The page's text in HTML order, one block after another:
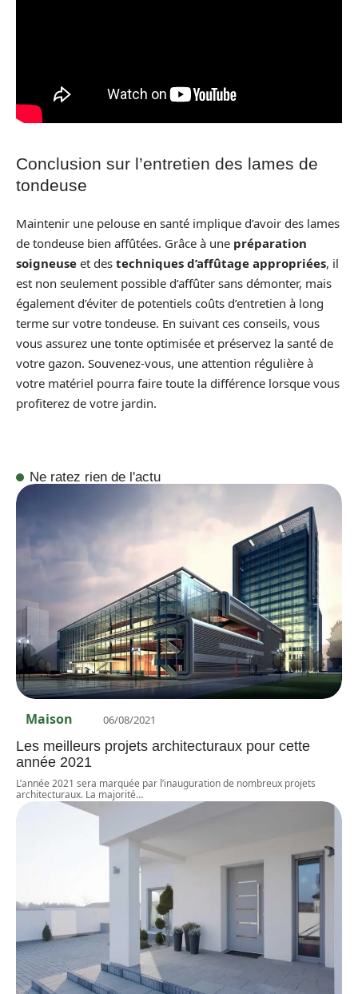
Conclusion sur l’entretien des lames de
tondeuse
Maintenir une pelouse en santé implique d’avoir des lames
de tondeuse bien affûtées. Grâce à une préparation
soigneuse et des techniques d’affûtage appropriées, il
est non seulement possible d’affûter sans démonter, mais
également d’éviter de potentiels coûts d’entretien à long
terme sur votre tondeuse. En suivant ces conseils, vous
vous assurez une tonte optimisée et préservez la santé de
votre gazon. Souvenez-vous, une attention régulière à
votre matériel pourra faire toute la différence lorsque vous
profiterez de votre jardin.
Ne ratez rien de l'actu
Maison 06/08/2021
Les meilleurs projets architecturaux pour cette
année 2021
L’année 2021 sera marquée par l’inauguration de nombreux projets
architecturaux. La majorité…